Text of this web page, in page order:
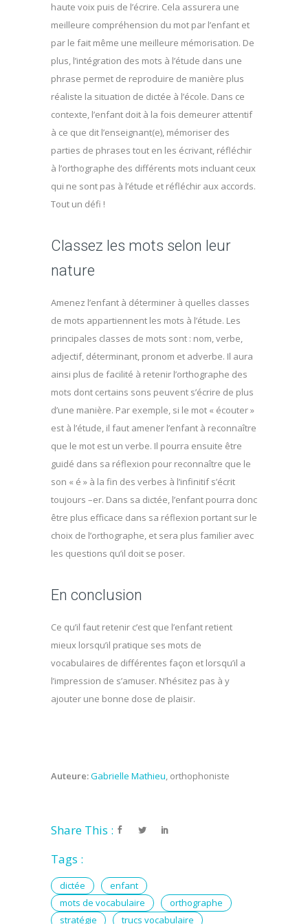
haute voix puis de l’écrire. Cela assurera une
meilleure compréhension du mot par l’enfant et
par le fait même une meilleure mémorisation. De
plus, l’intégration des mots à l’étude dans une
phrase permet de reproduire de manière plus
réaliste la situation de dictée à l’école. Dans ce
contexte, l’enfant doit à la fois demeurer attentif
à ce que dit l’enseignant(e), mémoriser des
parties de phrases tout en les écrivant, réfléchir
à l’orthographe des différents mots incluant ceux
qui ne sont pas à l’étude et réfléchir aux accords.
Tout un défi !
Classez les mots selon leur
nature
Amenez l’enfant à déterminer à quelles classes
de mots appartiennent les mots à l’étude. Les
principales classes de mots sont : nom, verbe,
adjectif, déterminant, pronom et adverbe. Il aura
ainsi plus de facilité à retenir l’orthographe des
mots dont certains sons peuvent s’écrire de plus
d’une manière. Par exemple, si le mot « écouter »
est à l’étude, il faut amener l’enfant à reconnaître
que le mot est un verbe. Il pourra ensuite être
guidé dans sa réflexion pour reconnaître que le
son « é » à la fin des verbes à l’infinitif s’écrit
toujours –er. Dans sa dictée, l’enfant pourra donc
être plus efficace dans sa réflexion portant sur le
choix de l’orthographe, et sera plus familier avec
les questions qu’il doit se poser.
En conclusion
Ce qu’il faut retenir c’est que l’enfant retient
mieux lorsqu’il pratique ses mots de
vocabulaires de différentes façon et lorsqu’il a
l’impression de s’amuser. N’hésitez pas à y
ajouter une bonne dose de plaisir.
Auteure:Gabrielle Mathieu, orthophoniste
Share This :
Tags :
dictée
enfant
mots de vocabulaire
orthographe
stratégie
trucs vocabulaire